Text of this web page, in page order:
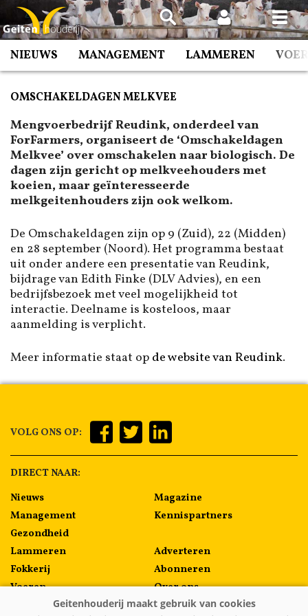
Spring
naar
inhoud
NIEUWS MANAGEMENT LAMMEREN
OMSCHAKELDAGEN MELKVEE
Mengvoerbedrijf Reudink, onderdeel van
ForFarmers, organiseert de ‘Omschakeldagen
Melkvee’ over omschakelen naar biologisch. De
dagen zijn gericht op melkveehouders met
koeien, maar geïnteresseerde
melkgeitenhouders zijn ook welkom.
De Omschakeldagen zijn op 9 (Zuid), 22 (Midden)
en 28 september (Noord). Het programma bestaat
uit onder andere een presentatie van Reudink,
bijdrage van Edith Finke (DLV Advies), en een
bedrijfsbezoek met veel mogelijkheid tot
interactie. Deelname is kosteloos, maar
aanmelding is verplicht.
Meer informatie staat op de website van Reudink.
VOLG ONS OP:
DIRECT NAAR:
Nieuws
Management
Gezondheid
Lammeren
Fokkerij
Voeren
Algemeen
Magazine
Kennispartners
Adverteren
Abonneren
Over ons
Contact